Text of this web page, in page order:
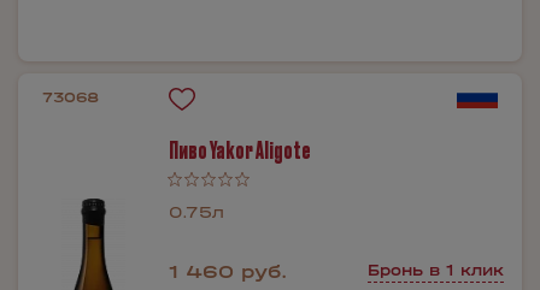
73068
Пиво Yakor Aligote
0.75л
1 460 руб. Бронь в 1 клик